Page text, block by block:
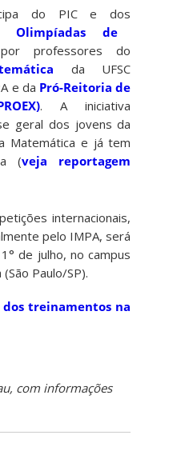
do PIC e dos
Olimpíadas de
professores do
da UFSC
e da Pró-Reitoria de
. A iniciativa
geral dos jovens da
Matemática e já tem
(veja reportagem
internacionais,
pelo IMPA, será
de julho, no campus
Paulo/SP).
treinamentos na
com informações